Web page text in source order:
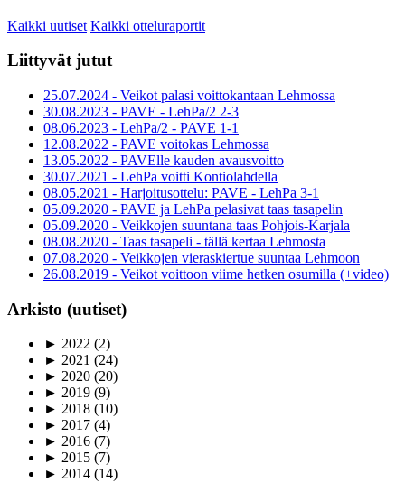
Kaikki uutiset Kaikki otteluraportit
Liittyvät jutut
25.07.2024 - Veikot palasi voittokantaan Lehmossa
30.08.2023 - PAVE - LehPa/2 2-3
08.06.2023 - LehPa/2 - PAVE 1-1
12.08.2022 - PAVE voitokas Lehmossa
13.05.2022 - PAVElle kauden avausvoitto
30.07.2021 - LehPa voitti Kontiolahdella
08.05.2021 - Harjoitusottelu: PAVE - LehPa 3-1
05.09.2020 - PAVE ja LehPa pelasivat taas tasapelin
05.09.2020 - Veikkojen suuntana taas Pohjois-Karjala
08.08.2020 - Taas tasapeli - tällä kertaa Lehmosta
07.08.2020 - Veikkojen vieraskiertue suuntaa Lehmoon
26.08.2019 - Veikot voittoon viime hetken osumilla (+video)
Arkisto (uutiset)
► 2022 (2)
► 2021 (24)
► 2020 (20)
► 2019 (9)
► 2018 (10)
► 2017 (4)
► 2016 (7)
► 2015 (7)
► 2014 (14)